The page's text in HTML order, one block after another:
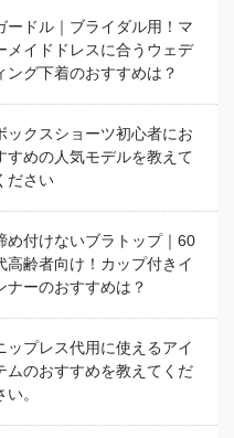
ードル｜ブライダル用！マ
メイドドレスに合うウェデ
ング下着のおすすめは？
ックスショーツ初心者にお
すめの人気モデルを教えて
ださい
め付けないブラトップ｜60
高齢者向け！カップ付きイ
ナーのおすすめは？
ップレス代用に使えるアイ
ムのおすすめを教えてくだ
い。